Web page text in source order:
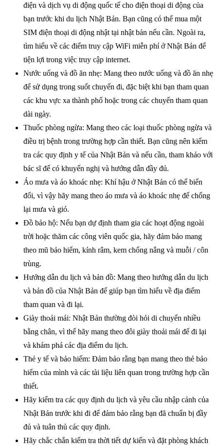
điện và dịch vụ di động quốc tế cho điện thoại di động của
bạn trước khi du lịch Nhật Bản. Bạn cũng có thể mua một
SIM điện thoại di động nhật tại nhật bản nếu cần. Ngoài ra,
tìm hiểu về các điểm truy cập WiFi miễn phí ở Nhật Bản để
tiện lợi trong việc truy cập internet.
Nước uống và đồ ăn nhẹ: Mang theo nước uống và đồ ăn nhẹ
để sử dụng trong suốt chuyến đi, đặc biệt khi bạn tham quan
các khu vực xa thành phố hoặc trong các chuyến tham quan
dài ngày.
Thuốc phòng ngừa: Mang theo các loại thuốc phòng ngừa và
điều trị bệnh trong trường hợp cần thiết. Bạn cũng nên kiểm
tra các quy định y tế của Nhật Bản và nếu cần, tham khảo với
bác sĩ để có khuyến nghị và hướng dẫn đầy đủ.
Áo mưa và áo khoác nhẹ: Khí hậu ở Nhật Bản có thể biến
đổi, vì vậy hãy mang theo áo mưa và áo khoác nhẹ để chống
lại mưa và gió.
Đồ bảo hộ: Nếu bạn dự định tham gia các hoạt động ngoài
trời hoặc thăm các công viên quốc gia, hãy đảm bảo mang
theo mũ bảo hiểm, kính râm, kem chống nắng và muỗi / côn
trùng.
Hướng dẫn du lịch và bản đồ: Mang theo hướng dẫn du lịch
và bản đồ của Nhật Bản để giúp bạn tìm hiểu về địa điểm
tham quan và đi lại.
Giày thoải mái: Nhật Bản thường đòi hỏi di chuyển nhiều
bằng chân, vì thế hãy mang theo đôi giày thoải mái để đi lại
và khám phá các địa điểm du lịch.
Thẻ y tế và bảo hiểm: Đảm bảo rằng bạn mang theo thẻ bảo
hiểm của mình và các tài liệu liên quan trong trường hợp cần
thiết.
Hãy kiểm tra các quy định du lịch và yêu cầu nhập cảnh của
Nhật Bản trước khi đi để đảm bảo rằng bạn đã chuẩn bị đầy
đủ và tuân thủ các quy định.
Hãy chắc chắn kiểm tra thời tiết dự kiến và đặt phòng khách